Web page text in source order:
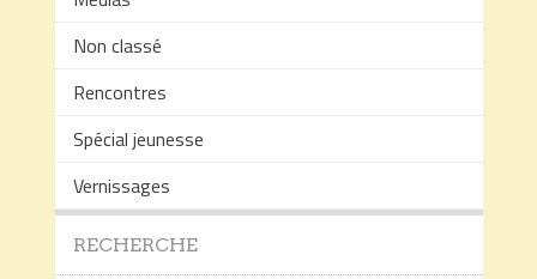
Non classé
Rencontres
Spécial jeunesse
Vernissages
RECHERCHE